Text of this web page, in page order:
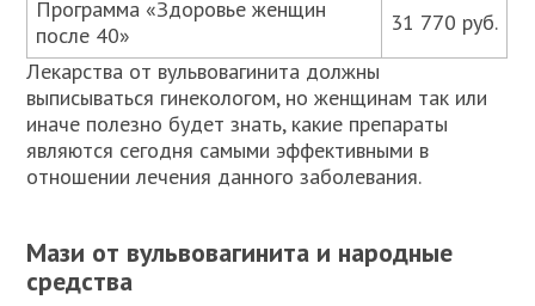
Программа «Здоровье женщин
после 40»
31 770 руб.
Лекарства от вульвовагинита должны
выписываться гинекологом, но женщинам так или
иначе полезно будет знать, какие препараты
являются сегодня самыми эффективными в
отношении лечения данного заболевания.
Мази от вульвовагинита и народные
средства